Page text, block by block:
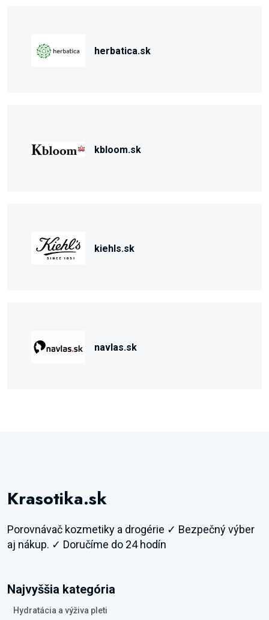
herbatica.sk
kbloom.sk
kiehls.sk
navlas.sk
Krasotika.sk
Porovnávač kozmetiky a drogérie ✓ Bezpečný výber
aj nákup. ✓ Doručíme do 24 hodín
Najvyššia kategória
Hydratácia a výživa pleti